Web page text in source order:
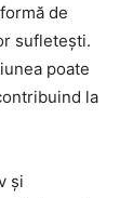
de
sufletești.
poate
la
și